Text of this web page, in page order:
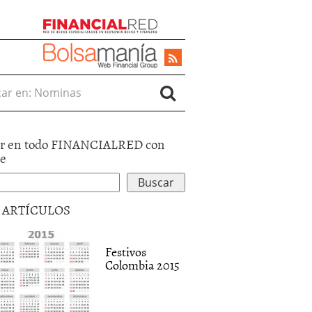
en:
en todo FINANCIALRED con
ARTÍCULOS
Festivos
Colombia 2015